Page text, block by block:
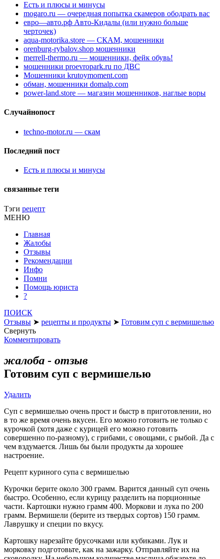
Есть и плюсы и минусы
mogaro.ru — очередная попытка скамеров ободрать вас
евро—авто.рф Авто-Кидалы (или нужно больше
черточек)
aqua-motorika.store — СКАМ, мошенники
orenburg-rybalov.shop мошенники
merrell-thermo.ru — мошенники, фейк обувь!
мошенники proevropark.ru по ДВС
Мошенники krutoymoment.com
обман, мошенники domalp.com
power-land.store — магазин мошенников, наглые воры
Случайнопост
techno-motor.ru — скам
Последний пост
Есть и плюсы и минусы
связанные теги
Тэги рецепт
МЕНЮ
Главная
Жалобы
Отзывы
Рекомендации
Инфо
Помни
Помощь юриста
?
ПОИСК
Отзывы ➤ рецепты и продукты ➤ Готовим суп с вермишелью
Свернуть
Комментировать
жалоба - отзыв
Готовим суп с вермишелью
Удалить
Суп с вермишелью очень прост и быстр в приготовлении, но
в то же время очень вкусен. Его можно готовить не только с
курочкой (хотя даже с курицей его можно готовить
совершенно по-разному), с грибами, с овощами, с рыбой. Да с
чем вздумается. Лишь бы были продукты да хорошее
настроение.
Рецепт куриного супа с вермишелью
Курочки берите около 300 грамм. Варится данный суп очень
быстро. Особенно, если курицу разделить на порционные
части. Картошки нужно грамм 400. Моркови и лука по 200
грамм. Вермишели (берите из твердых сортов) 150 грамм.
Лаврушку и специи по вкусу.
Картошку нарезайте брусочками или кубиками. Лук и
морковку подготовьте, как на зажарку. Отправляйте их на